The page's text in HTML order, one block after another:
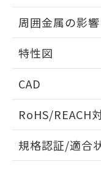
出力段回路図
相互干渉
A: 150mm以上、B:
周囲金属の影響
周囲金属の影響
特性図
検出物体の大きさと
CAD
ドすることがで
RoHS/REACH
EU RoHS 注意事
規格認証/適合
物質の対応
荷製品に未
欄に対応日
既に当社に
しているこ